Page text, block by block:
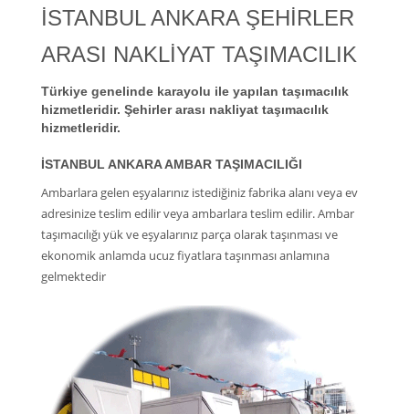
İSTANBUL ANKARA ŞEHİRLER
ARASI NAKLİYAT TAŞIMACILIK
Türkiye genelinde karayolu ile yapılan taşımacılık
hizmetleridir. Şehirler arası nakliyat taşımacılık
hizmetleridir.
İSTANBUL ANKARA AMBAR TAŞIMACILIĞI
Ambarlara gelen eşyalarınız istediğiniz fabrika alanı veya ev
adresinize teslim edilir veya ambarlara teslim edilir. Ambar
taşımacılığı yük ve eşyalarınız parça olarak taşınması ve
ekonomik anlamda ucuz fiyatlara taşınması anlamına
gelmektedir